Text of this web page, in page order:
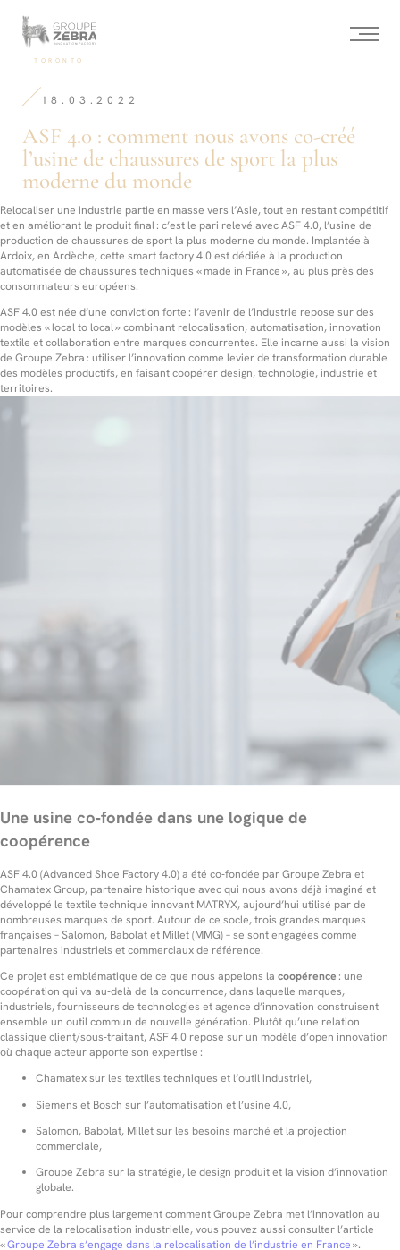
Conseil
Marketing
de
l’innovation
et
Design
TORONTO
comment
avons
l’usine
chaussures
sport
la
plus
moderne
du
monde
ASF 4.0 : comment nous avons co‑créé
l’usine de chaussures de sport la plus
moderne du monde
18.03.2022
Relocaliser une industrie partie en masse vers l’Asie, tout en restant compétitif
et en améliorant le produit final : c’est le pari relevé avec ASF 4.0, l’usine de
production de chaussures de sport la plus moderne du monde. Implantée à
Ardoix, en Ardèche, cette smart factory 4.0 est dédiée à la production
automatisée de chaussures techniques « made in France », au plus près des
consommateurs européens.
ASF 4.0 est née d’une conviction forte : l’avenir de l’industrie repose sur des
modèles « local to local » combinant relocalisation, automatisation, innovation
textile et collaboration entre marques concurrentes. Elle incarne aussi la vision
de Groupe Zebra : utiliser l’innovation comme levier de transformation durable
des modèles productifs, en faisant coopérer design, technologie, industrie et
territoires.
Une usine co‑fondée dans une logique de
coopérence
ASF 4.0 (Advanced Shoe Factory 4.0) a été co‑fondée par Groupe Zebra et
Chamatex Group, partenaire historique avec qui nous avons déjà imaginé et
développé le textile technique innovant MATRYX, aujourd’hui utilisé par de
nombreuses marques de sport. Autour de ce socle, trois grandes marques
françaises – Salomon, Babolat et Millet (MMG) – se sont engagées comme
partenaires industriels et commerciaux de référence.
Ce projet est emblématique de ce que nous appelons la coopérence : une
coopération qui va au‑delà de la concurrence, dans laquelle marques,
industriels, fournisseurs de technologies et agence d’innovation construisent
ensemble un outil commun de nouvelle génération. Plutôt qu’une relation
classique client/sous‑traitant, ASF 4.0 repose sur un modèle d’open innovation
où chaque acteur apporte son expertise :
Chamatex sur les textiles techniques et l’outil industriel,
Siemens et Bosch sur l’automatisation et l’usine 4.0,
Salomon, Babolat, Millet sur les besoins marché et la projection
commerciale,
Groupe Zebra sur la stratégie, le design produit et la vision d’innovation
globale.
Pour comprendre plus largement comment Groupe Zebra met l’innovation au
service de la relocalisation industrielle, vous pouvez aussi consulter l’article
«Groupe Zebra s’engage dans la relocalisation de l’industrie en France».